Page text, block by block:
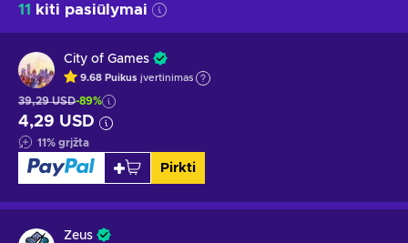
11 kiti pasiūlymai
City of Games
9.68 Puikus įvertinimas
39,29 USD-89%
4,29 USD
11% grįžta
Pirkti
Zeus